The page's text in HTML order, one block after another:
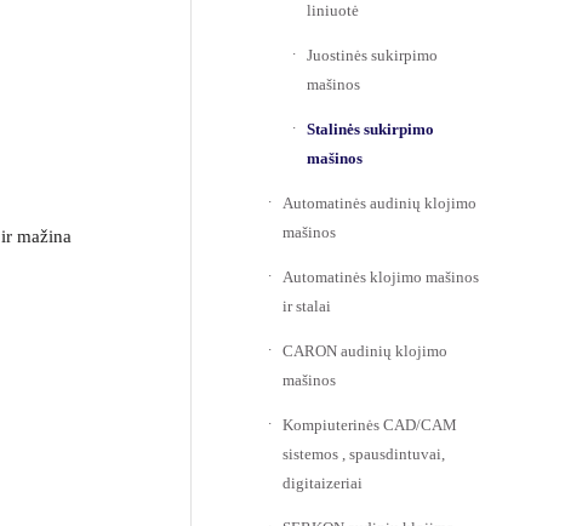
mažina
liniuotė
Juostinės sukirpimo
mašinos
Stalinės sukirpimo
mašinos
Automatinės audinių klojimo
mašinos
Automatinės klojimo mašinos
ir stalai
CARON audinių klojimo
mašinos
Kompiuterinės CAD/CAM
sistemos , spausdintuvai,
digitaizeriai